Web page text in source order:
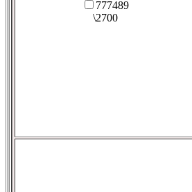
777489
\2700